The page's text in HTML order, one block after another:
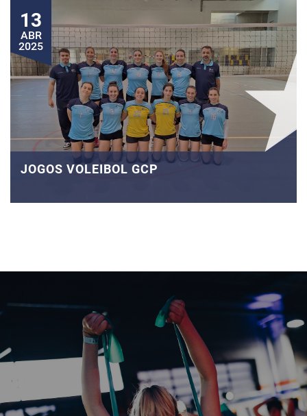
13
ABR
2025
JOGOS VOLEIBOL GCP